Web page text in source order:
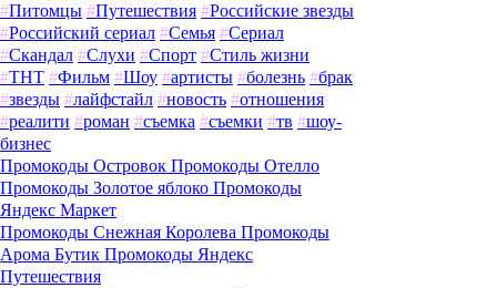
#Питомцы #Путешествия #Российские звезды
#Российский сериал #Семья #Сериал
#Скандал #Слухи #Спорт #Стиль жизни
#ТНТ #Фильм #Шоу #артисты #болезнь #брак
#звезды #лайфстайл #новость #отношения
#реалити #роман #съемка #съемки #тв #шоу-
бизнес
Промокоды Островок Промокоды Отелло
Промокоды Золотое яблоко Промокоды
Яндекс Маркет
Промокоды Снежная Королева Промокоды
Арома Бутик Промокоды Яндекс
Путешествия